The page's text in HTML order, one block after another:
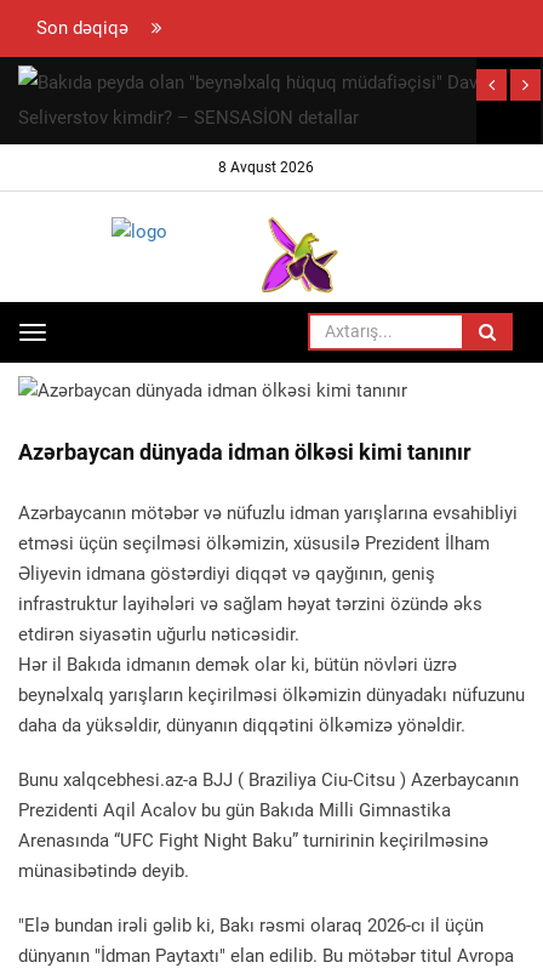
Son dəqiqə
səfəri
8 Avqust 2026
Toggle
navigation
İDMAN
Azərbaycan dünyada idman ölkəsi kimi tanınır
Azərbaycanın mötəbər və nüfuzlu idman yarışlarına evsahibliyi
etməsi üçün seçilməsi ölkəmizin, xüsusilə Prezident İlham
Əliyevin idmana göstərdiyi diqqət və qayğının, geniş
infrastruktur layihələri və sağlam həyat tərzini özündə əks
etdirən siyasətin uğurlu nəticəsidir.
Hər il Bakıda idmanın demək olar ki, bütün növləri üzrə
beynəlxalq yarışların keçirilməsi ölkəmizin dünyadakı nüfuzunu
daha da yüksəldir, dünyanın diqqətini ölkəmizə yönəldir.
Bunu xalqcebhesi.az-a BJJ ( Braziliya Ciu-Citsu ) Azerbaycanın
Prezidenti Aqil Acalov bu gün Bakıda Milli Gimnastika
Arenasında “UFC Fight Night Baku” turnirinin keçirilməsinə
münasibətində deyib.
"Elə bundan irəli gəlib ki, Bakı rəsmi olaraq 2026-cı il üçün
dünyanın "İdman Paytaxtı" elan edilib. Bu mötəbər titul Avropa